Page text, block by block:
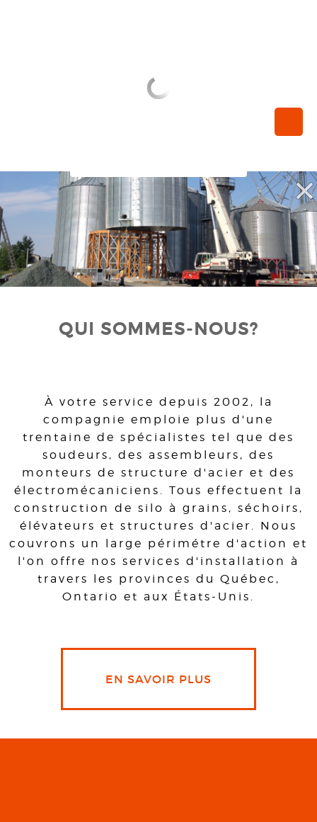
QUI SOMMES-NOUS?
À votre service depuis 2002, la
compagnie emploie plus d'une
trentaine de spécialistes tel que des
soudeurs, des assembleurs, des
monteurs de structure d'acier et des
électromécaniciens. Tous effectuent la
construction de silo à grains, séchoirs,
élévateurs et structures d'acier. Nous
couvrons un large périmétre d'action et
l'on offre nos services d'installation à
travers les provinces du Québec,
Ontario et aux États-Unis.
EN SAVOIR PLUS